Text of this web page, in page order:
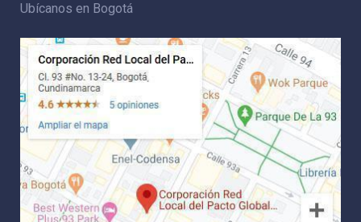
Ubícanos en Bogotá